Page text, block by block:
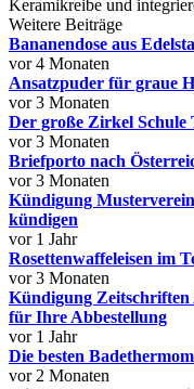
Keramikreibe und
Weitere Beiträge
Bananendose aus
vor 4 Monaten
Ansatzpuder für graue
vor 3 Monaten
Der große Zirkel Schule
vor 3 Monaten
Briefporto nach
vor 3 Monaten
Kündigung
kündigen
vor 1 Jahr
Rosettenwaffeleisen im
vor 3 Monaten
Kündigung
für Ihre Abbestellung
vor 1 Jahr
Die besten
vor 2 Monaten